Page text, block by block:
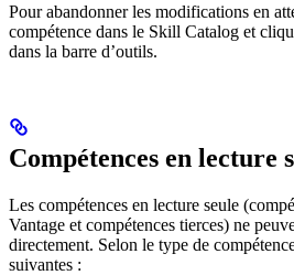
Pour abandonner les modifications en
compétence dans le Skill Catalog et
dans la barre d’outils.
Compétences en lecture
Les compétences en lecture seule
Vantage et compétences tierces) ne
directement. Selon le type de
suivantes :